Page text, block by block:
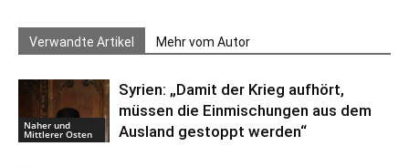
Verwandte Artikel Mehr vom Autor
Naher und
Mittlerer Osten
Syrien: „Damit der Krieg aufhört,
müssen die Einmischungen aus dem
Ausland gestoppt werden“